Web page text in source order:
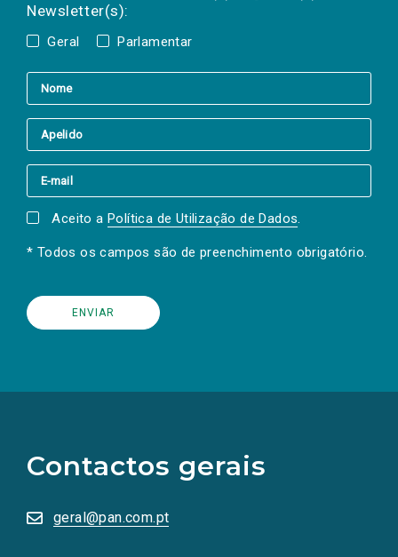
Newsletter(s):
Geral Parlamentar
Aceito a Política de Utilização de Dados.
* Todos os campos são de preenchimento obrigatório.
Contactos gerais
geral@pan.com.pt
redes
sociais
numa
nova